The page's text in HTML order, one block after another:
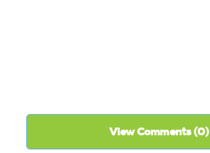
View Comments (0)